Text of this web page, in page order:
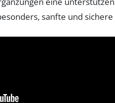
sanfte und